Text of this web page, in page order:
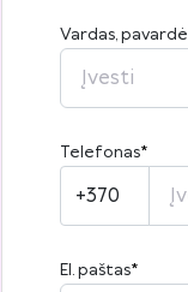
Vardas, pavardė
Telefonas*
+370
El. paštas*